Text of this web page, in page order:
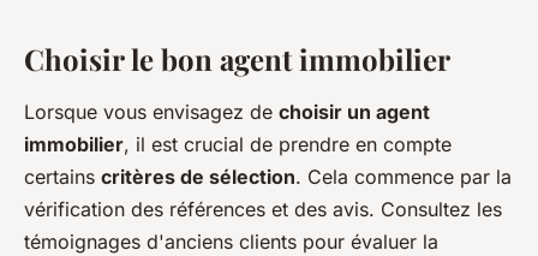
Choisir le bon agent immobilier
Lorsque vous envisagez de choisir un agent
immobilier, il est crucial de prendre en compte
certains critères de sélection. Cela commence par la
vérification des références et des avis. Consultez les
témoignages d'anciens clients pour évaluer la